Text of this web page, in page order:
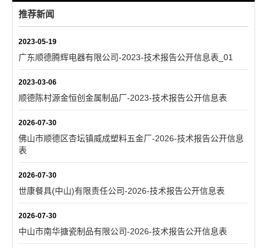
推荐新闻
2023-05-19
广东顺德腾辉电器有限公司-2023-技术报告公开信息表_01
2023-03-06
顺德陈村源金恒创金属制品厂-2023-技术报告公开信息表
2026-07-30
佛山市顺德区杏坛镇威成塑料五金厂-2026-技术报告公开信息
表
2026-07-30
世康餐具(中山)有限责任公司-2026-技术报告公开信息表
2026-07-30
中山市南华搪瓷制品有限公司-2026-技术报告公开信息表